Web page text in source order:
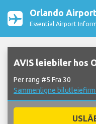
Orlando
Essential Airport
AVIS leiebiler hos
Per rang #5 Fra 30
Sammenligne